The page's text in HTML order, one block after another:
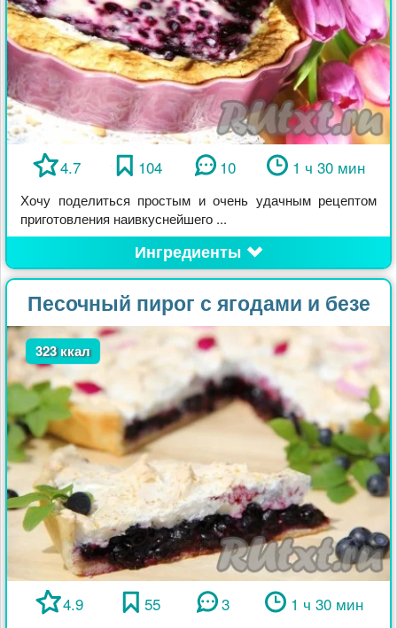
4.7 104 10 1 ч 30 мин
Хочу поделиться простым и очень удачным рецептом
приготовления наивкуснейшего ...
Ингредиенты
Песочный пирог с ягодами и безе
323 ккал
4.9 55 3 1 ч 30 мин